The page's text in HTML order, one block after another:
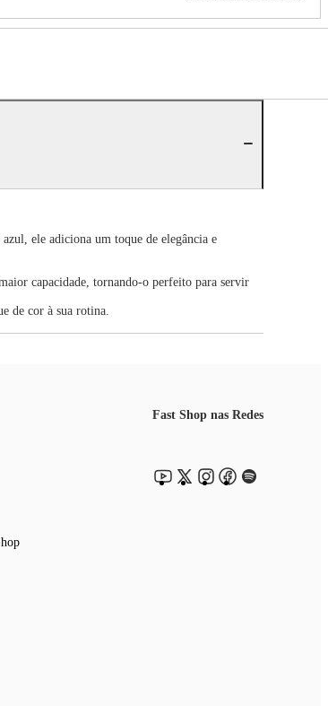
ele adiciona um toque de elegância e
capacidade, tornando-o perfeito para servir
de cor à sua rotina.
Fast Shop nas Redes